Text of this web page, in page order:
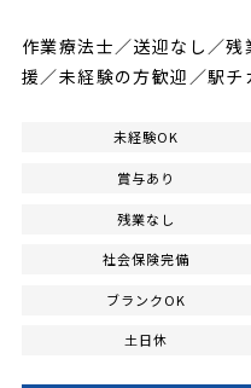
作業療法士／送迎なし／
援／未経験の方歓迎／駅
未経験OK
賞与あり
残業なし
社会保険完備
ブランクOK
土日休